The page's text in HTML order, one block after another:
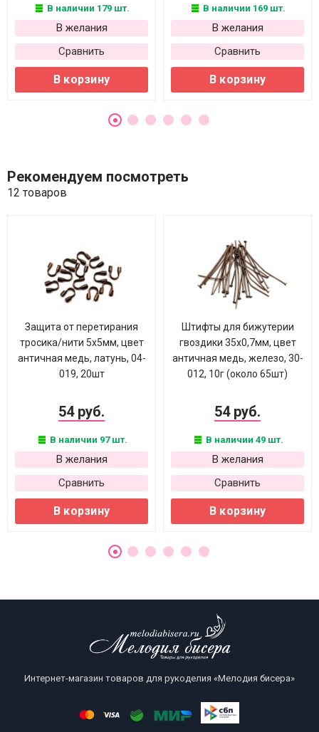
В наличии 179 шт.
В желания
Сравнить
В корзину
В наличии 169 шт.
В желания
Сравнить
В корзину
Рекомендуем посмотреть
12 товаров
Защита от перетирания
тросика/нити 5х5мм, цвет
античная медь, латунь, 04-
019, 20шт
54 руб.
В наличии 97 шт.
В желания
Сравнить
В корзину
Штифты для бижутерии
гвоздики 35х0,7мм, цвет
античная медь, железо, 30-
012, 10г (около 65шт)
54 руб.
В наличии 49 шт.
В желания
Сравнить
В корзину
Интернет-магазин товаров для рукоделия «Мелодия бисера»